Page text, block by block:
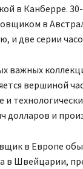
в ​​Канберре.
в
и две серии
важных
вершиной
долларов и
в Европе
в Швейцарии,